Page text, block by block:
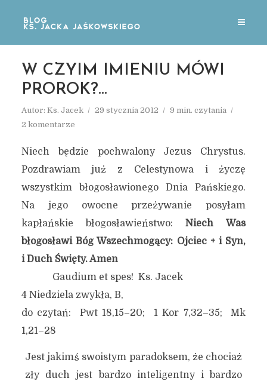
W CZYIM IMIENIU MÓWI
PROROK?…
Autor: Ks. Jacek 29 stycznia 2012
9 min. czytania
2 komentarze
Niech będzie pochwalony Jezus Chrystus.
Pozdrawiam już z Celestynowa i życzę
wszystkim błogosławionego Dnia Pańskiego.
Na jego owocne przeżywanie posyłam
kapłańskie błogosławieństwo:Niech Was
błogosławi Bóg Wszechmogący: Ojciec + i Syn,
i Duch Święty. Amen
Gaudium et spes! Ks. Jacek
4 Niedziela zwykła, B,
do czytań: Pwt 18,15–20; 1 Kor 7,32–35; Mk
1,21–28
Jest jakimś swoistym paradoksem, że chociaż
zły duch jest bardzo inteligentny i bardzo